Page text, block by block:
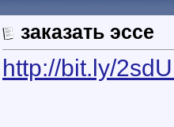
заказать эссе
http://bit.ly/